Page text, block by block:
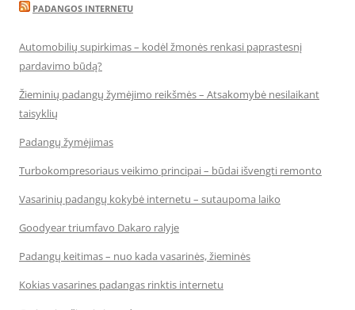
PADANGOS INTERNETU
Automobilių supirkimas – kodėl žmonės renkasi paprastesnį
pardavimo būdą?
Žieminių padangų žymėjimo reikšmės – Atsakomybė nesilaikant
taisyklių
Padangų žymėjimas
Turbokompresoriaus veikimo principai – būdai išvengti remonto
Vasarinių padangų kokybė internetu – sutaupoma laiko
Goodyear triumfavo Dakaro ralyje
Padangų keitimas – nuo kada vasarinės, žieminės
Kokias vasarines padangas rinktis internetu